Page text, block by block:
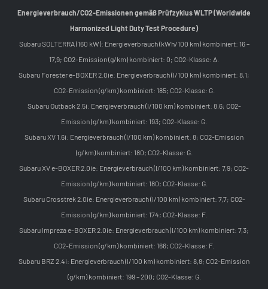
Energieverbrauch/CO2-Emissionen gemäß Prüfzyklus WLTP (Worldwide
Harmonized Light Duty Test Procedure)
Subaru SOLTERRA (160 kW): Energieverbrauch (kWh/100 km) kombiniert: 16 –
17,9; CO2-Emission (g/km) kombiniert: 0; CO2-Klasse: A.
Subaru Forester e-BOXER 2.0ie: Energieverbrauch (l/100 km) kombiniert: 8,1;
CO2-Emission (g/km) kombiniert: 185; CO2-Klasse: G.
Subaru Outback 2.5i: Energieverbrauch (l/100 km) kombiniert: 8,6; CO2-
Emission (g/km) kombiniert: 193; CO2-Klasse: G.
Subaru XV 1.6i: Energieverbrauch (l/100 km) kombiniert: 8; CO2-Emission
(g/km) kombiniert: 180; CO2-Klasse: G.
Subaru XV e-BOXER 2.0ie: Energieverbrauch (l/100 km) kombiniert: 7,9; CO2-
Emission (g/km) kombiniert: 180; CO2-Klasse: G.
Subaru Crosstrek 2.0ie: Energieverbrauch (l/100 km) kombiniert: 7,7; CO2-
Emission (g/km) kombiniert: 174; CO2-Klasse: F.
Subaru Impreza e-BOXER 2.0ie: Energieverbrauch (l/100 km) kombiniert: 7,3;
CO2-Emission (g/km) kombiniert: 166; CO2-Klasse: F.
Subaru BRZ 2.4i: Energieverbrauch (l/100 km) kombiniert: 8,8; CO2-Emission
(g/km) kombiniert: 199 – 200; CO2-Klasse: G.